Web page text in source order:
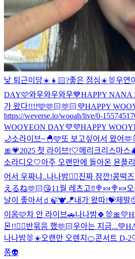
낮 퇴근이당☀️ 👧🏻?좋은 점심☀️🐰우연
DAY🩷와우와우와우💙HAPPY NANA
가 왔다!!!!🩵🫶🏻🫶🏻 💜HAPPY
https://weverse.io/wooah/live/0-
WOOYEON DAY💜💜HAPPY
🌙소라이브~🐣🩵또 보고싶어서 왔어
🎀💗2025 첫 라이브!🤍메리크리스마스
소라디오🤍아주 오랜만에 돌아온 욘플
어서 우짜냐..나나밤❤️‍🔥진짜 잠깐!콩떡
えるね🫶🏻😘11월 레츠고‼️🍭🍬 🍭🍬
날이 좋아서🧃🍃🐮🪁내가 왔따!💝제발
이옴🩷차 안 라이브🚗나나밤🍀🐰🎀
몬!!❤️‍🔥반묶음 했🫶🏻우아는 지금...
나나밤🐰☀️오랜만 오렌지🍊콘서트 D-
폼👽